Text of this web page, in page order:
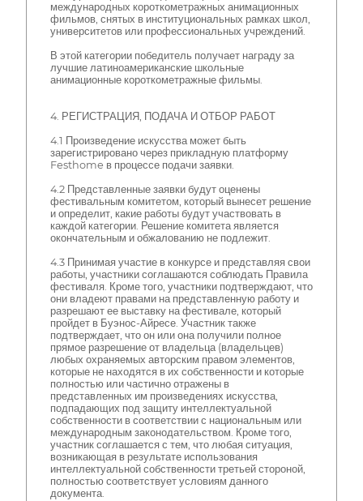
международных короткометражных анимационных
фильмов, снятых в институциональных рамках школ,
университетов или профессиональных учреждений.
В этой категории победитель получает награду за
лучшие латиноамериканские школьные
анимационные короткометражные фильмы.
4. РЕГИСТРАЦИЯ, ПОДАЧА И ОТБОР РАБОТ
4.1 Произведение искусства может быть
зарегистрировано через прикладную платформу
Festhome в процессе подачи заявки.
4.2 Представленные заявки будут оценены
фестивальным комитетом, который вынесет решение
и определит, какие работы будут участвовать в
каждой категории. Решение комитета является
окончательным и обжалованию не подлежит.
4.3 Принимая участие в конкурсе и представляя свои
работы, участники соглашаются соблюдать Правила
фестиваля. Кроме того, участники подтверждают, что
они владеют правами на представленную работу и
разрешают ее выставку на фестивале, который
пройдет в Буэнос-Айресе. Участник также
подтверждает, что он или она получили полное
прямое разрешение от владельца (владельцев)
любых охраняемых авторским правом элементов,
которые не находятся в их собственности и которые
полностью или частично отражены в
представленных им произведениях искусства,
подпадающих под защиту интеллектуальной
собственности в соответствии с национальным или
международным законодательством. Кроме того,
участник соглашается с тем, что любая ситуация,
возникающая в результате использования
интеллектуальной собственности третьей стороной,
полностью соответствует условиям данного
документа.